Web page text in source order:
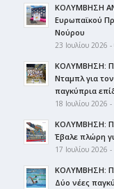
ΚΟΛΥΜΒΗΣΗ
Ευρωπαϊκού
Νούρου
23 Ιουλίου 2026
ΚΟΛΥΜΒΗΣΗ:
Νταμπλ για
παγκύπρια
18 Ιουλίου 2026
ΚΟΛΥΜΒΗΣΗ:
Έβαλε πλώρη
17 Ιουλίου 2026
ΚΟΛΥΜΒΗΣΗ:
Δύο νέες